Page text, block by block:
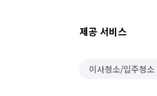
제공 서비스
이사청소/입주청소